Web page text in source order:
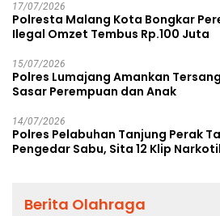
17/07/2026
Polresta Malang Kota Bongkar
Ilegal Omzet Tembus Rp.100 Juta
15/07/2026
Polres Lumajang Amankan
Sasar Perempuan dan Anak
14/07/2026
Polres Pelabuhan Tanjung Perak
Pengedar Sabu, Sita 12 Klip
Berita Olahraga